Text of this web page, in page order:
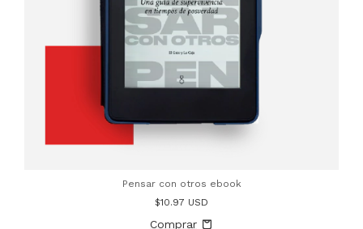
Pensar con otros ebook
$10.97 USD